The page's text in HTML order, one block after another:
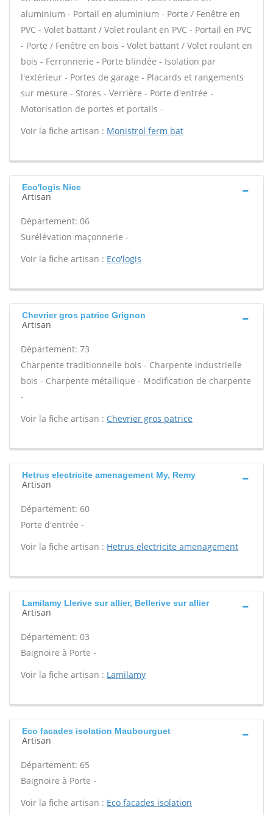
aluminium - Portail en aluminium - Porte / Fenêtre en
PVC - Volet battant / Volet roulant en PVC - Portail en PVC
- Porte / Fenêtre en bois - Volet battant / Volet roulant en
bois - Ferronnerie - Porte blindée - Isolation par
l'extérieur - Portes de garage - Placards et rangements
sur mesure - Stores - Verrière - Porte d'entrée -
Motorisation de portes et portails -
Voir la fiche artisan : Monistrol ferm bat
Eco'logis Nice
Artisan
Département: 06
Surélévation maçonnerie -
Voir la fiche artisan : Eco'logis
Chevrier gros patrice Grignon
Artisan
Département: 73
Charpente traditionnelle bois - Charpente industrielle
bois - Charpente métallique - Modification de charpente
-
Voir la fiche artisan : Chevrier gros patrice
Hetrus electricite amenagement My, Remy
Artisan
Département: 60
Porte d'entrée -
Voir la fiche artisan : Hetrus electricite amenagement
Lamilamy Llerive sur allier, Bellerive sur allier
Artisan
Département: 03
Baignoire à Porte -
Voir la fiche artisan : Lamilamy
Eco facades isolation Maubourguet
Artisan
Département: 65
Baignoire à Porte -
Voir la fiche artisan : Eco facades isolation